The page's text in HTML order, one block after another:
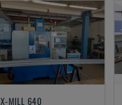
X-MILL 640